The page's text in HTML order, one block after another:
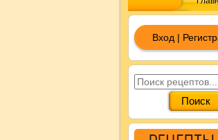
Вход |